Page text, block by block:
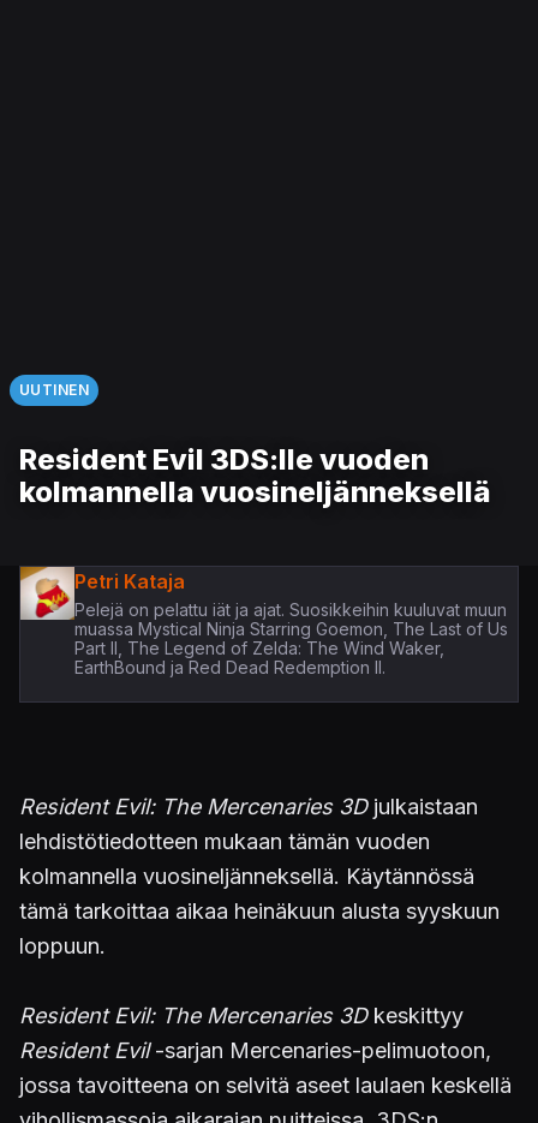
UUTINEN
Resident Evil 3DS:lle vuoden
kolmannella vuosineljänneksellä
Petri Kataja
Pelejä on pelattu iät ja ajat. Suosikkeihin kuuluvat muun
muassa Mystical Ninja Starring Goemon, The Last of Us
Part II, The Legend of Zelda: The Wind Waker,
EarthBound ja Red Dead Redemption II.
Resident Evil: The Mercenaries 3Djulkaistaan
lehdistötiedotteen mukaan tämän vuoden
kolmannella vuosineljänneksellä. Käytännössä
tämä tarkoittaa aikaa heinäkuun alusta syyskuun
loppuun.
Resident Evil: The Mercenaries 3Dkeskittyy
Resident Evil-sarjan Mercenaries-pelimuotoon,
jossa tavoitteena on selvitä aseet laulaen keskellä